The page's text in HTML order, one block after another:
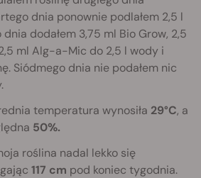
dnia ponownie podlałem 2,5 l
dodałem 3,75 ml Bio Grow, 2,5
ml Alg-a-Mic do 2,5 l wody i
Siódmego dnia nie podałem nic
temperatura wynosiła 29°C, a
50%.
roślina nadal lekko się
117 cm pod koniec tygodnia.